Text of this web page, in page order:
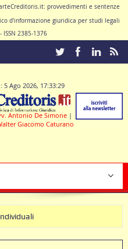
provvedimenti e sentenze
d'informazione giuridica per studi legali
2385-1376
Ago 2026, 17:33:29
Antonio De Simone |
Giacomo Caturano